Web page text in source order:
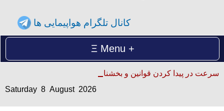
کانال تلگرام هواپیمایی ها
Menu
سرعت در پیدا کردن قوانین و بخشنامه ها
Saturday 8 August 2026
Saturday 8 August 2026